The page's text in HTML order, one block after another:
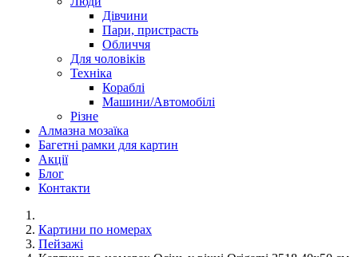
Дівчини
Пари, пристрасть
Обличчя
Для чоловіків
Техніка
Кораблі
Машини/Автомобілі
Різне
Алмазна мозаїка
Багетні рамки для картин
Акції
Блог
Контакти
Картини по номерах
Пейзажі